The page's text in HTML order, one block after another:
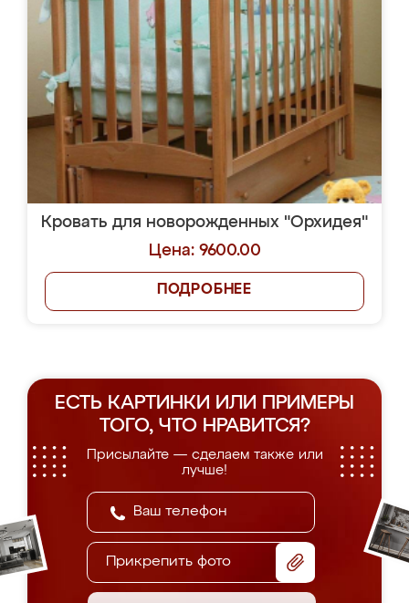
Кровать для новорожденных "Орхидея"
Цена: 9600.00
ПОДРОБНЕЕ
ЕСТЬ КАРТИНКИ ИЛИ ПРИМЕРЫ
ТОГО, ЧТО НРАВИТСЯ?
Присылайте — сделаем также или
лучше!
Прикрепить фото